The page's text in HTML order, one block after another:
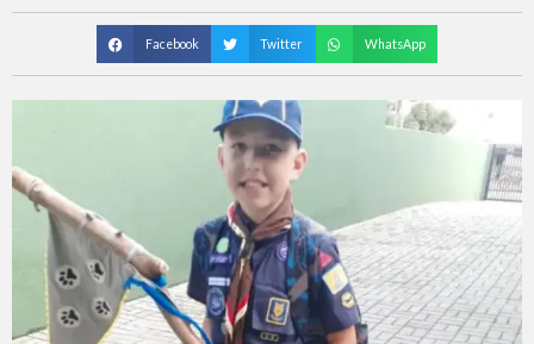
Facebook Twitter WhatsApp